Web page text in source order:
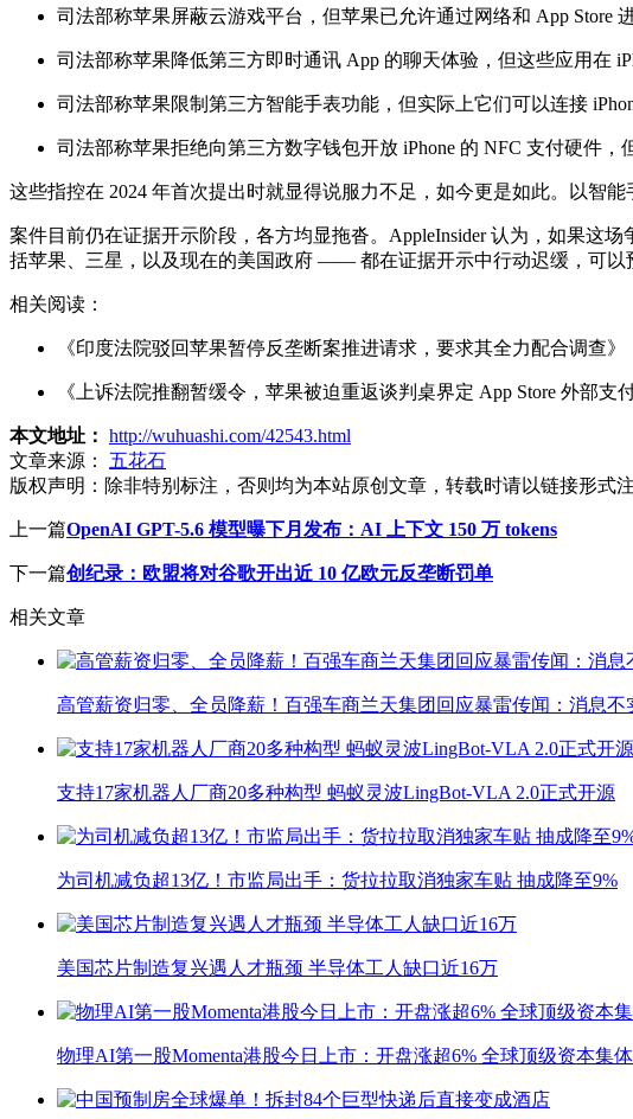
司法部称苹果屏蔽云游戏平台，但苹果已允许通过网络和 App Store
司法部称苹果降低第三方即时通讯 App 的聊天体验，但这些应用在
司法部称苹果限制第三方智能手表功能，但实际上它们可以连接
司法部称苹果拒绝向第三方数字钱包开放 iPhone 的 NFC 支付硬件，
这些指控在 2024 年首次提出时就显得说服力不足，如今更是如此。以智
案件目前仍在证据开示阶段，各方均显拖沓。AppleInsider 认为，如果这
括苹果、三星，以及现在的美国政府 —— 都在证据开示中行动迟缓，可以
相关阅读：
《印度法院驳回苹果暂停反垄断案推进请求，要求其全力配合调查》
《上诉法院推翻暂缓令，苹果被迫重返谈判桌界定 App Store 外部支
本文地址： http://wuhuashi.com/42543.html
文章来源：
五花石
版权声明： 除非特别标注，否则均为本站原创文章，转载时请以链接形式
上一篇OpenAI GPT-5.6 模型曝下月发布：AI 上下文 150 万 tokens
下一篇创纪录：欧盟将对谷歌开出近 10 亿欧元反垄断罚单
相关文章
高管薪资归零、全员降薪！百强车商兰天集团回应暴雷传闻：消息不
支持17家机器人厂商20多种构型 蚂蚁灵波LingBot-VLA 2.0正式开源
为司机减负超13亿！市监局出手：货拉拉取消独家车贴 抽成降至9%
美国芯片制造复兴遇人才瓶颈 半导体工人缺口近16万
物理AI第一股Momenta港股今日上市：开盘涨超6% 全球顶级资本集